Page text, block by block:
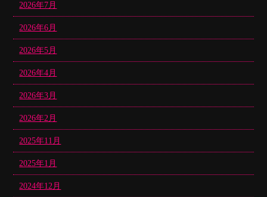
2026年7月
2026年6月
2026年5月
2026年4月
2026年3月
2026年2月
2025年11月
2025年1月
2024年12月